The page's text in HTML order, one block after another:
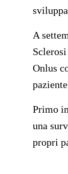
A
Onlus
Primo
una
propri